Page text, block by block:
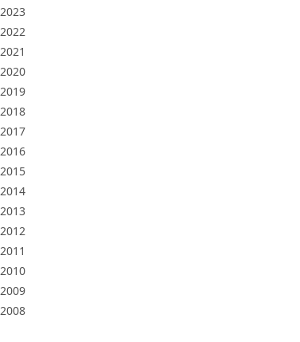
2023
2022
2021
2020
2019
2018
2017
2016
2015
2014
2013
2012
2011
2010
2009
2008